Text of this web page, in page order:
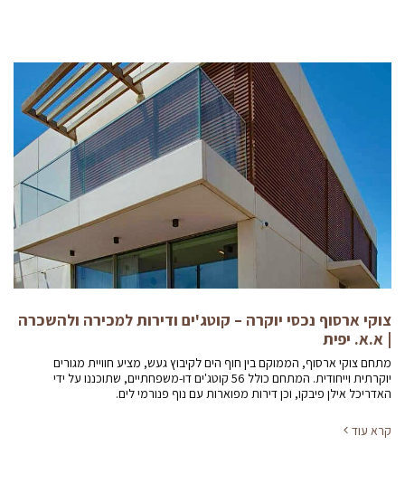
צוקי ארסוף נכסי יוקרה – קוטג'ים ודירות למכירה ולהשכרה
| א.א. יפית
מתחם צוקי ארסוף, הממוקם בין חוף הים לקיבוץ געש, מציע חוויית מגורים
יוקרתית וייחודית. המתחם כולל 56 קוטג'ים דו-משפחתיים, שתוכננו על ידי
האדריכל אילן פיבקו, וכן דירות מפוארות עם נוף פנורמי לים.
קרא עוד